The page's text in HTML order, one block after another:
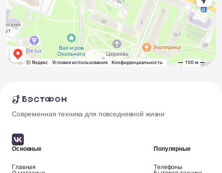
Современная техника для повседневной жизни
Основные
Главная
Популярные
Телефоны